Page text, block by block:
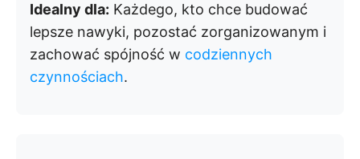
Idealny dla: Każdego, kto chce budować
lepsze nawyki, pozostać zorganizowanym i
zachować spójność w codziennych
czynnościach.